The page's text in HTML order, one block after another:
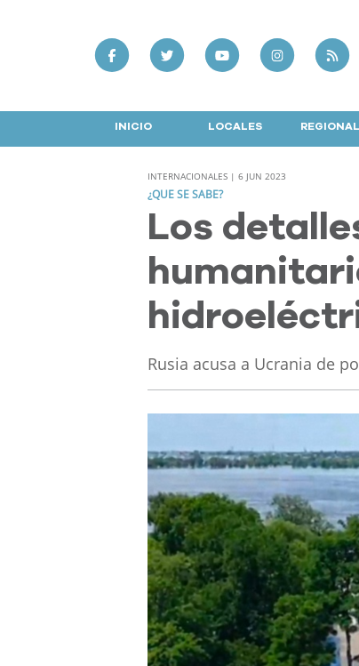
INICIO LOCALES
INTERNACIONALES | 6 JUN 2023
¿QUE SE SABE?
Los
Rusia acusa a Ucrania de